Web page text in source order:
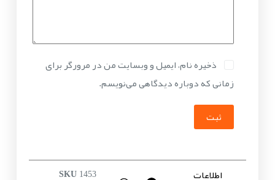
ذخیره نام، ایمیل و وبسایت من در مرورگر برای
زمانی که دوباره دیدگاهی می‌نویسم.
ثبت
اطلاعات SKU 1453